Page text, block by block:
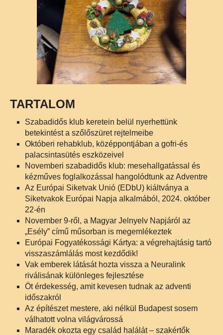
TARTALOM
Szabadidős klub keretein belül nyerhettünk
betekintést a szőlőszüret rejtelmeibe
Októberi rehabklub, középpontjában a gofri-és
palacsintasütés eszközeivel
Novemberi szabadidős klub: mesehallgatással és
kézműves foglalkozással hangolódtunk az Adventre
Az Európai Siketvak Unió (EDbU) kiáltványa a
Siketvakok Európai Napja alkalmából, 2024. október
22-én
November 9-ről, a Magyar Jelnyelv Napjáról az
„Esély” című műsorban is megemlékeztek
Európai Fogyatékossági Kártya: a végrehajtásig tartó
visszaszámlálás most kezdődik!
Vak emberek látását hozta vissza a Neuralink
riválisának különleges fejlesztése
Öt érdekesség, amit kevesen tudnak az adventi
időszakról
Az építészet mestere, aki nélkül Budapest sosem
válhatott volna világvárossá
Maradék okozta egy család halálát – szakértők